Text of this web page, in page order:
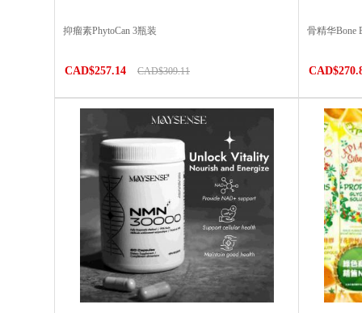
抑瘤素PhytoCan 3瓶装
CAD$257.14 CAD$309.11
骨精华Bone